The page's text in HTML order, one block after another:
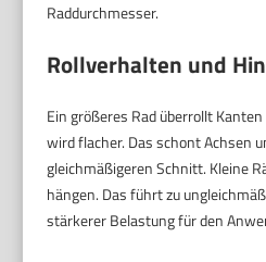
Raddurchmesser.
Rollverhalten und
Ein größeres Rad überrollt
wird flacher. Das schont Achsen
gleichmäßigeren Schnitt. Kleine
hängen. Das führt zu
stärkerer Belastung für den